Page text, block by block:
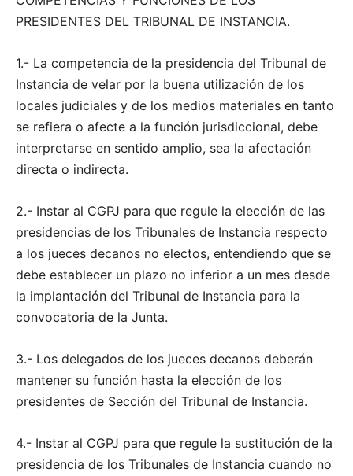
PRESIDENTES DEL TRIBUNAL DE INSTANCIA.
1.- La competencia de la presidencia del Tribunal de
Instancia de velar por la buena utilización de los
locales judiciales y de los medios materiales en tanto
se refiera o afecte a la función jurisdiccional, debe
interpretarse en sentido amplio, sea la afectación
directa o indirecta.
2.- Instar al CGPJ para que regule la elección de las
presidencias de los Tribunales de Instancia respecto
a los jueces decanos no electos, entendiendo que se
debe establecer un plazo no inferior a un mes desde
la implantación del Tribunal de Instancia para la
convocatoria de la Junta.
3.- Los delegados de los jueces decanos deberán
mantener su función hasta la elección de los
presidentes de Sección del Tribunal de Instancia.
4.- Instar al CGPJ para que regule la sustitución de la
presidencia de los Tribunales de Instancia cuando no